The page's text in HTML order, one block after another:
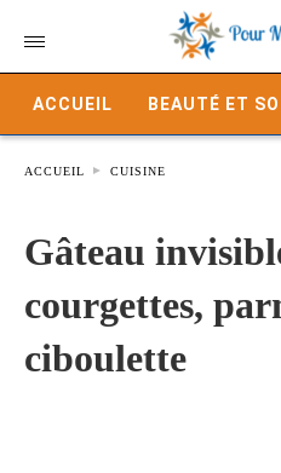
ACCUEIL BEAUTÉ ET
ACCUEIL CUISINE
Gâteau
courgettes,
ciboulette